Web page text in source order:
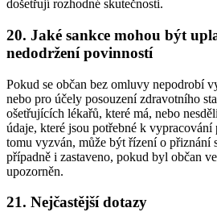
došetřují rozhodné skutečnosti.
20. Jaké sankce mohou být
nedodržení povinností
Pokud se občan bez omluvy nepodrobí
nebo pro účely posouzení zdravotního
ošetřujících lékařů, které má, nebo
údaje, které jsou potřebné k
tomu vyzván, může být řízení o přiznání
případně i zastaveno, pokud byl občan
upozorněn.
21. Nejčastější dotazy